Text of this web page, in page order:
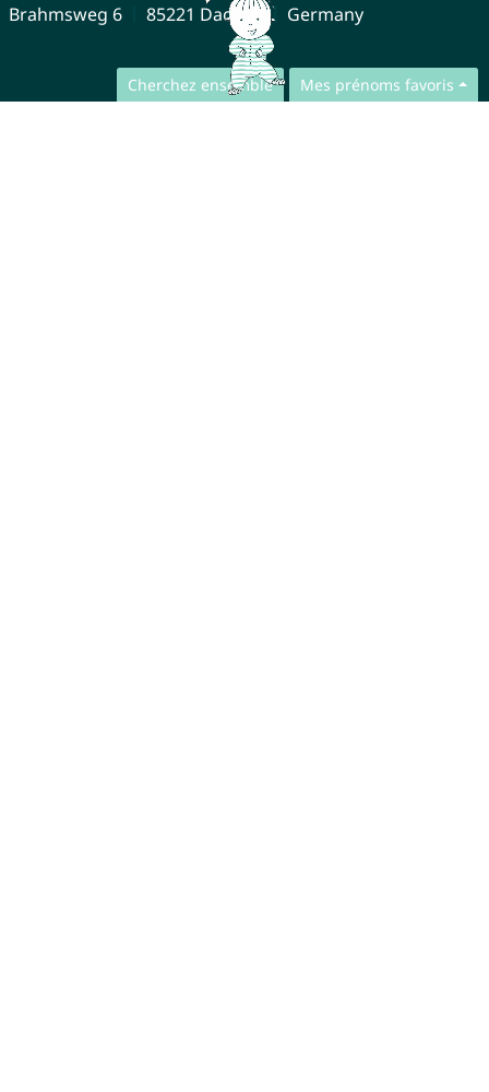
Cherchez ensemble Mes prénoms favoris
Brahmsweg 6
85221 Dachau Germany